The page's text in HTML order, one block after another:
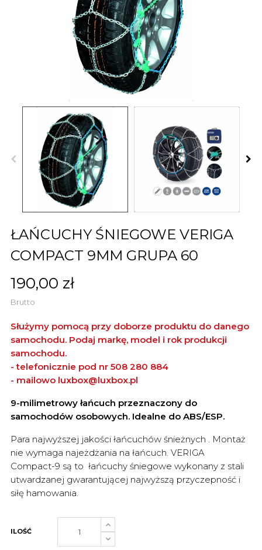
ŁAŃCUCHY ŚNIEGOWE VERIGA
COMPACT 9MM GRUPA 60
190,00 zł
Brutto
Służymy pomocą przy doborze produktu do danego
samochodu. Podaj markę, model i rok produkcji
samochodu.
- telefonicznie pod nr 508 280 884
- mailowo luxbox@luxbox.pl
9-milimetrowy łańcuch przeznaczony do
samochodów osobowych. Idealne do ABS/ESP.
Para najwyższej jakości łańcuchów śnieżnych . Montaż
nie wymaga najeżdżania na łańcuch. VERIGA
Compact-9 są to łańcuchy śniegowe wykonany z stali
utwardzanej gwarantującej najwyższą przyczepność i
siłę hamowania.
ILOŚĆ